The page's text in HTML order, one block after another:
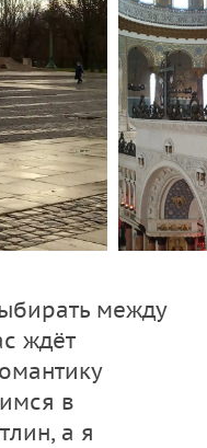
между
ждёт
в
а я